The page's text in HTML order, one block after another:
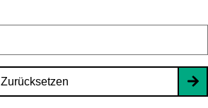
Zurücksetzen